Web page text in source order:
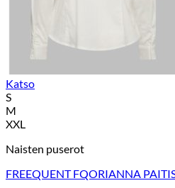
Katso
S
M
XXL
Naisten puserot
FREEQUENT FQORIANNA